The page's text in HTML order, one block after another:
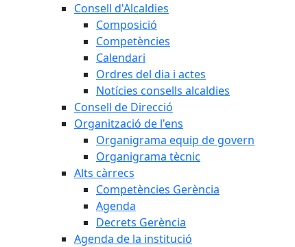
Consell d'Alcaldies
Composició
Competències
Calendari
Ordres del dia i actes
Notícies consells alcaldies
Consell de Direcció
Organització de l'ens
Organigrama equip de govern
Organigrama tècnic
Alts càrrecs
Competències Gerència
Agenda
Decrets Gerència
Agenda de la institució